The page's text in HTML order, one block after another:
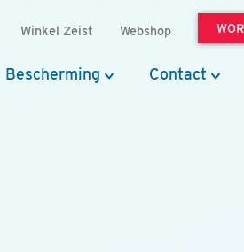
Winkel Zeist Webshop
Bescherming Contact